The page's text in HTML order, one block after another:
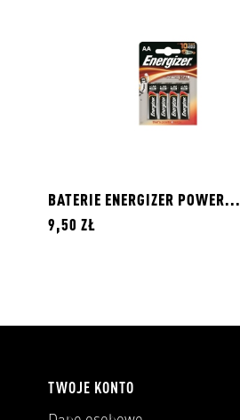
BATERIE ENERGIZER POWER...
9,50 ZŁ
TWOJE KONTO